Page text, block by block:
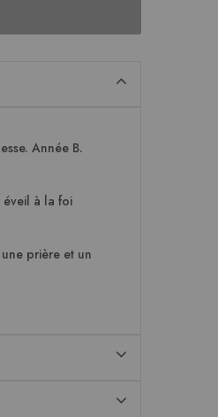
Année B.
éveil à la foi
prière et un